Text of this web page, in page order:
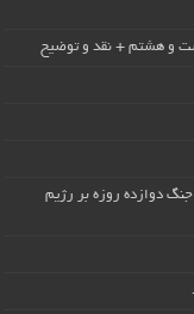
و هشتم + نقد و توضیح
دوازده روزه بر رژیم